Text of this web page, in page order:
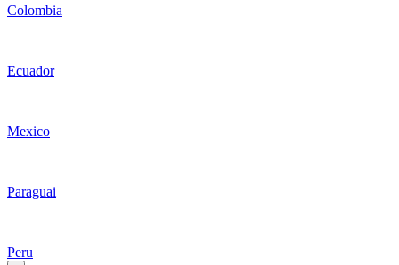
Colombia
Ecuador
Mexico
Paraguai
Peru